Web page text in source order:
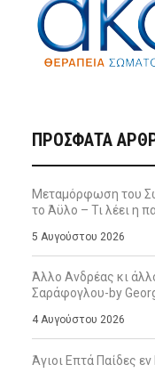
ΠΡΌΣΦΑΤΑ
Μεταμόρφωση του
το Άϋλο – Τι λέει η
5 Αυγούστου 2026
Άλλο Ανδρέας κι
Σαράφογλου-by
4 Αυγούστου 2026
Άγιοι Επτά Παίδες